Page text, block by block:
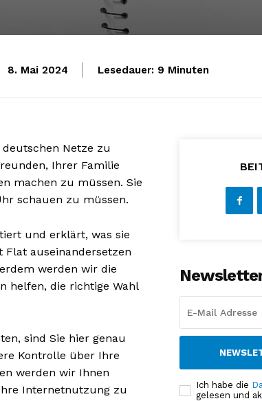
8. Mai 2024 Lesedauer: 9 Minuten
Netze zu
Ihrer Familie
machen zu müssen. Sie
schauen zu müssen.
und erklärt, was sie
auseinandersetzen
werden wir die
helfen, die richtige Wahl
sind Sie hier genau
Kontrolle über Ihre
werden wir Ihnen
Internetnutzung zu
Ich habe die
gelesen und